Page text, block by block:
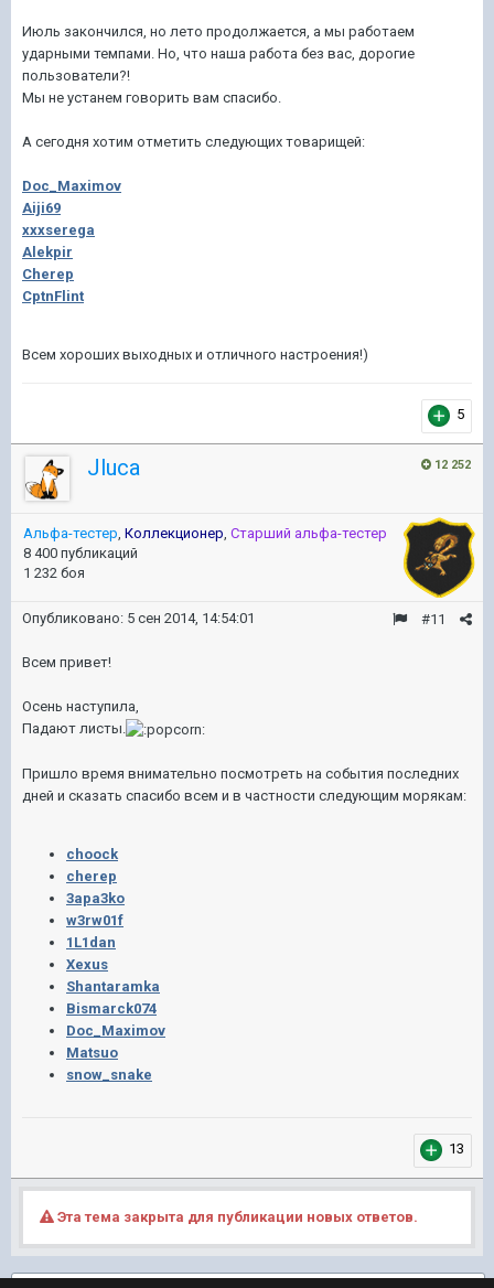
Июль закончился, но лето продолжается, а мы работаем
ударными темпами. Но, что наша работа без вас, дорогие
пользователи?!
Мы не устанем говорить вам спасибо.
А сегодня хотим отметить следующих товарищей:
Doc_Maximov
Aiji69
xxxserega
Alekpir
Cherep
CptnFlint
Всем хороших выходных и отличного настроения!)
5
12 252
Jluca
Альфа-тестер, Коллекционер, Старший альфа-тестер
8 400 публикаций
1 232 боя
#11
Опубликовано: 5 сен 2014, 14:54:01
Всем привет!
Осень наступила,
Падают листы.
Пришло время внимательно посмотреть на события последних
дней и сказать спасибо всем и в частности следующим морякам:
choock
cherep
3apa3ko
w3rw01f
1L1dan
Xexus
Shantaramka
Bismarck074
Doc_Maximov
Matsuo
snow_snake
13
Эта тема закрыта для публикации новых ответов.